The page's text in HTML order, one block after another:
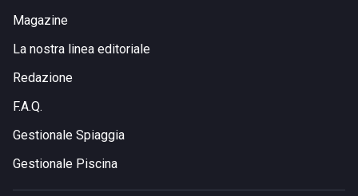
Magazine
La nostra linea editoriale
Redazione
F.A.Q.
Gestionale Spiaggia
Gestionale Piscina